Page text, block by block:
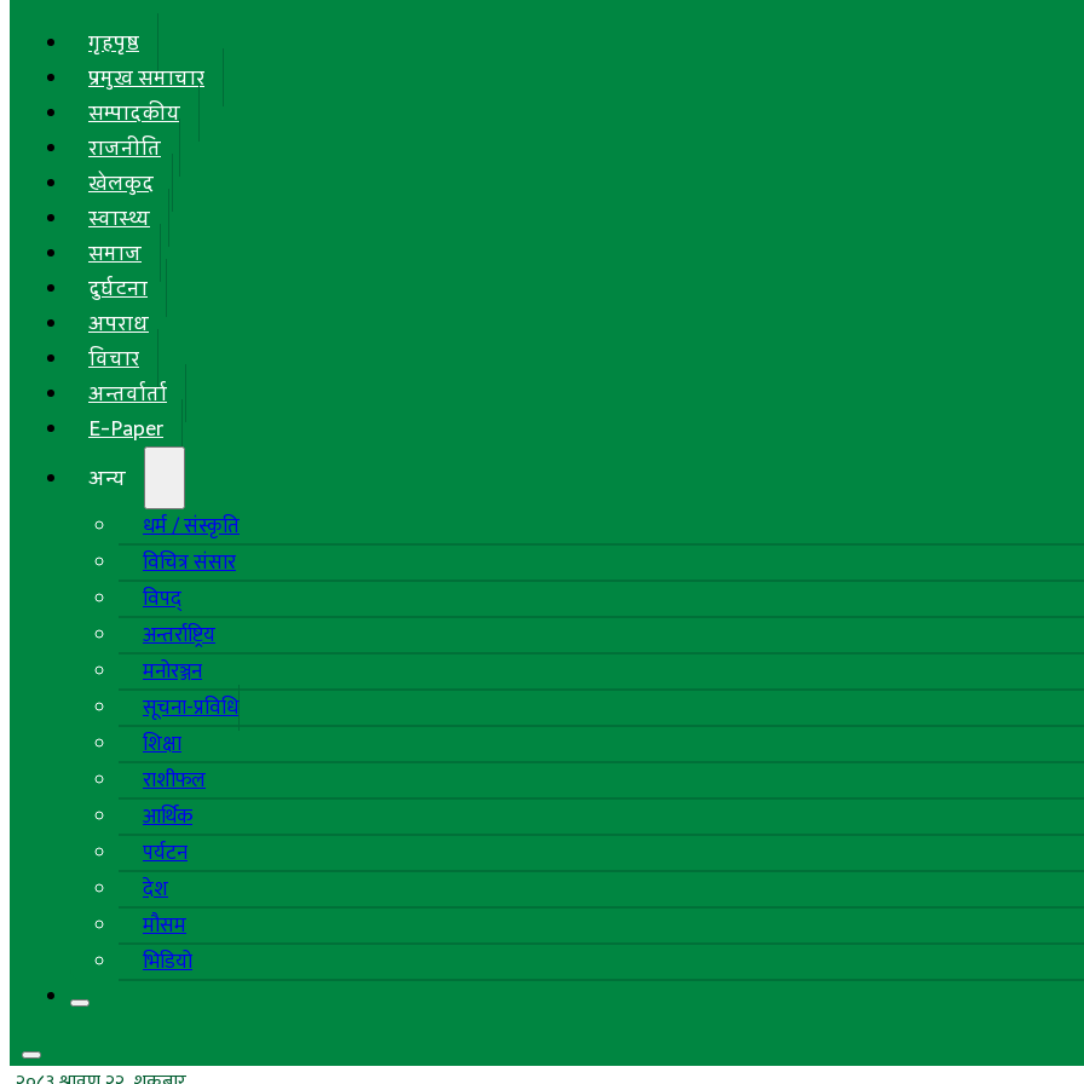
गृहपृष्ठ
प्रमुख समाचार
सम्पादकीय
राजनीति
खेलकुद
स्वास्थ्य
समाज
दुर्घटना
अपराध
विचार
अन्तर्वार्ता
E-Paper
अन्य
धर्म / संस्कृति
विचित्र संसार
विपद्
अन्तर्राष्ट्रिय
मनोरञ्जन
सूचना-प्रविधि
शिक्षा
राशीफल
आर्थिक
पर्यटन
देश
मौसम
भिडियो